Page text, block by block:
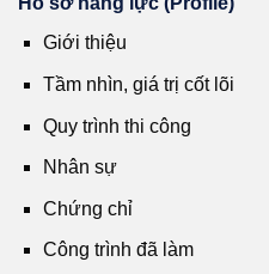
Giới thiệu
Tầm nhìn, giá trị cốt lõi
Quy trình thi công
Nhân sự
Chứng chỉ
Công trình đã làm